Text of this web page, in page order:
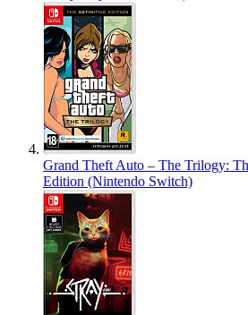
Grand Theft Auto – The Trilogy:
Edition (Nintendo Switch)